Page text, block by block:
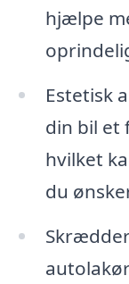
hjælpe
Estetisk
din bil et
hvilket
du